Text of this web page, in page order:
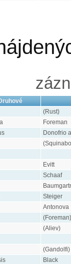
(Rust)
Foreman
Donofrio
Evitt
Schaaf
Steiger
Antonova
(Foreman)
(Aliev)
(Gandolfi)
Black